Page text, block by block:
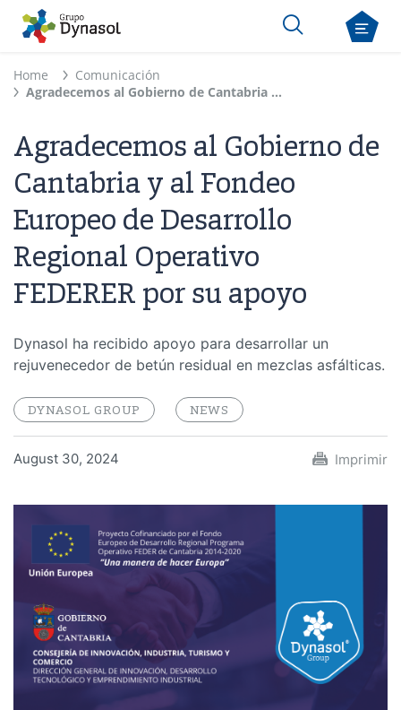
Home
Comunicación
Agradecemos al Gobierno de Cantabria y al Fondeo Europeo de Desarrollo Regional Operativo FEDERER por su apoyo
Agradecemos al Gobierno de
Cantabria y al Fondeo
Europeo de Desarrollo
Regional Operativo
FEDERER por su apoyo
Dynasol ha recibido apoyo para desarrollar un
rejuvenecedor de betún residual en mezclas asfálticas.
DYNASOL GROUP NEWS
August 30, 2024 Imprimir